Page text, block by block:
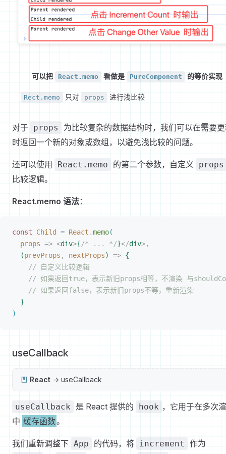
可以把 React.memo 看做是 PureComponent 的等价实现
Rect.memo 只对 props 进行浅比较
对于 props
为比较复杂的数据结构时，我们可以在需要
时返回一个新的对象或数组，以避免浅比较的问题。
还可以使用 React.memo 的第二个参数，自定义 props
比较逻辑。
React.memo 语法：
const Child = React .memo(
props => <div>{/* ... */}</div>,
(prevProps , nextProps) => {
// 自定义比较逻辑
// 如果返回true，表示新旧props相等，不渲染 与
// 如果返回false，表示新旧props不等，重新渲染
}
)
useCallback
React-> useCallback
useCallback 是 React 提供的 hook ，它用于在多次
中 缓存函数。
我们重新调整下 App 的代码，将 increment 作为